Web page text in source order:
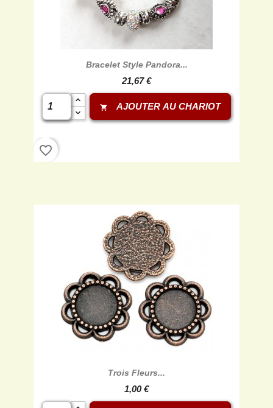
Bracelet Style Pandora...
21,67 €
shopping_cart AJOUTER AU CHARIOT
favorite_border
Trois Fleurs...
1,00 €